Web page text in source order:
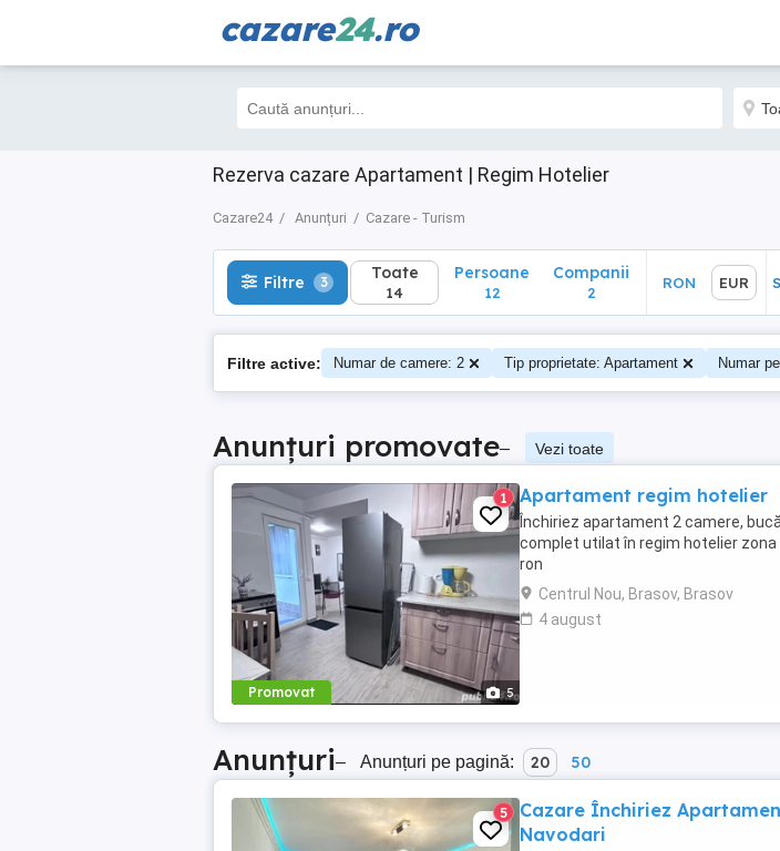
cazare24.ro
Rezerva cazare Apartament | Regim Hotelier
Cazare24 Anunțuri Cazare - Turism
Filtre 3 Toate
14
Filtre 3 Toate
14
Persoane
12
Companii
2
RON EUR
Filtre active: Numar de camere: 2 Tip proprietate: Apartament Numar
Anunțuri promovate– Vezi toate
Promovat 5
1 Apartament regim hotelier
Închiriez apartament 2 camere,
complet utilat în regim hotelier zona
ron
Centrul Nou, Brasov, Brasov
4 august
Anunțuri– Anunțuri pe pagină: 20 50
5
Cazare Închiriez
Navodari